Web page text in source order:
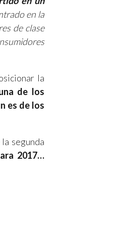
en la
de clase
la
de los
es de los
segunda
2017…